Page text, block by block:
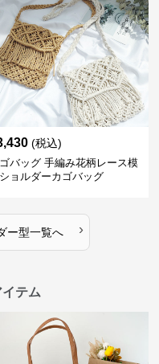
(税込)
バッグ 手編み花柄レース模
ョルダーカゴバッグ
ー型一覧へ ›
テム